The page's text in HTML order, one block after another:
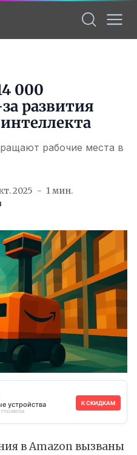
000
развития
рабочие места в
2025
1 мин.
устройства К СКИДКАМ
в Amazon вызваны